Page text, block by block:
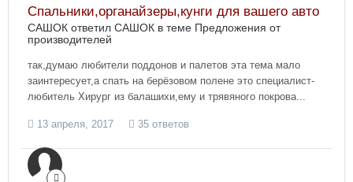
Спальники,органайзеры,кунги для вашего авто
САШОК ответил САШОК в теме Предложения от
производителей
так,думаю любители поддонов и палетов эта тема мало
заинтересует,а спать на берёзовом полене это специалист-
любитель Хирург из балашихи,ему и трявяного покрова...
13 апреля, 2017 35 ответов